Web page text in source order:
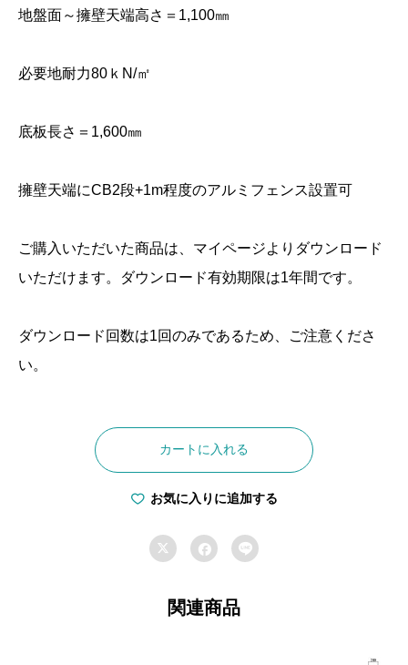
地盤面～擁壁天端高さ＝1,100㎜
必要地耐力80ｋN/㎡
底板長さ＝1,600㎜
擁壁天端にCB2段+1m程度のアルミフェンス設置可
ご購入いただいた商品は、マイページよりダウンロード
いただけます。ダウンロード有効期限は1年間です。
ダウンロード回数は1回のみであるため、ご注意くださ
い。
型
擁
壁
_
造
カートに入れる
お気に入りに追加する
  
関連商品